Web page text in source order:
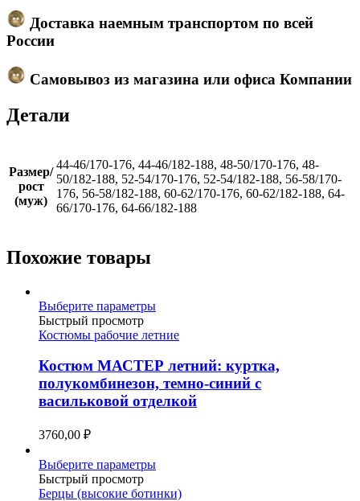
Доставка наемным транспортом по всей
России
Самовывоз из магазина или офиса Компании
Детали
Размер/
рост
(муж)
44-46/170-176, 44-46/182-188, 48-50/170-176, 48-
50/182-188, 52-54/170-176, 52-54/182-188, 56-58/170-
176, 56-58/182-188, 60-62/170-176, 60-62/182-188, 64-
66/170-176, 64-66/182-188
Похожие товары
Выберите параметрыЭтот
имеет
вариаций.
можно
выбрать
Быстрый просмотр
Костюмы рабочие летние
Костюм МАСТЕР летний: куртка,
полукомбинезон, темно-синий с
васильковой отделкой
3760,00 ₽
Выберите параметрыЭтот
имеет
Быстрый просмотр
Берцы (высокие ботинки)